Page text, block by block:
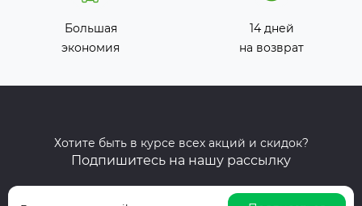
Большая
экономия
14 дней
на возврат
Хотите быть в курсе всех акций и скидок?
Подпишитесь на нашу рассылку